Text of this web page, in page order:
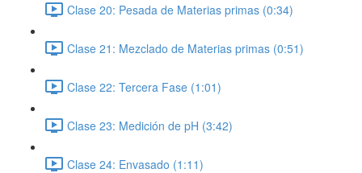
Clase 20: Pesada de Materias primas (0:34)
Clase 21: Mezclado de Materias primas (0:51)
Clase 22: Tercera Fase (1:01)
Clase 23: Medición de pH (3:42)
Clase 24: Envasado (1:11)